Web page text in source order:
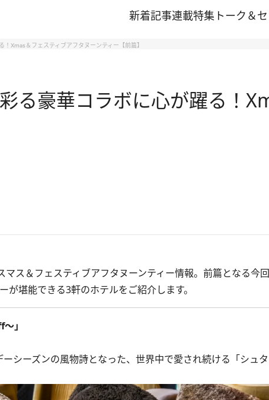
新着記事連載特集 トーク＆
Xmas＆フェスティブアフタヌーンティー【前篇】
る豪華コラボに心が躍る！
ス＆フェスティブアフタヌーンティー情報。前篇となる今
堪能できる3軒のホテルをご紹介します。
」
シーズンの風物詩となった、世界中で愛され続ける「シュ